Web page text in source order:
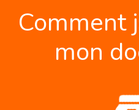
Comment
mon